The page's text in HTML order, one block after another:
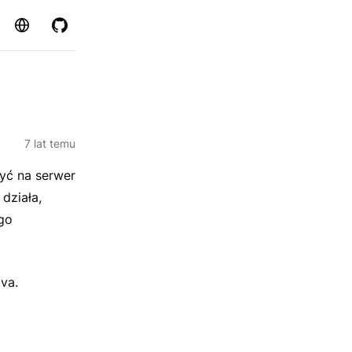
Strona GitHub
7 lat temu
na serwer